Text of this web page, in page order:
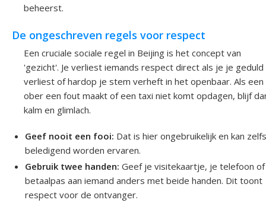
beheerst.
De ongeschreven regels voor respect
Een cruciale sociale regel in Beijing is het concept van
'gezicht'. Je verliest iemands respect direct als je je geduld
verliest of hardop je stem verheft in het openbaar. Als een
ober een fout maakt of een taxi niet komt opdagen, blijf
kalm en glimlach.
Geef nooit een fooi: Dat is hier ongebruikelijk en kan
beledigend worden ervaren.
Gebruik twee handen: Geef je visitekaartje, je telefoon
betaalpas aan iemand anders met beide handen. Dit toont
respect voor de ontvanger.